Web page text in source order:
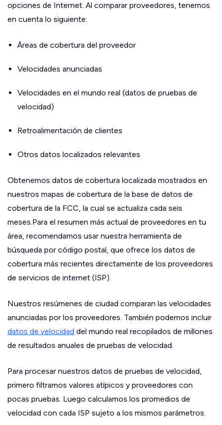
opciones de Internet. Al comparar proveedores, tenemos
en cuenta lo siguiente:
Áreas de cobertura del proveedor
Velocidades anunciadas
Velocidades en el mundo real (datos de pruebas de
velocidad)
Retroalimentación de clientes
Otros datos localizados relevantes
Obtenemos datos de cobertura localizada mostrados en
nuestros mapas de cobertura de la base de datos de
cobertura de la FCC, la cual se actualiza cada seis
meses.Para el resumen más actual de proveedores en tu
área, recomendamos usar nuestra herramienta de
búsqueda por código postal, que ofrece los datos de
cobertura más recientes directamente de los proveedores
de servicios de internet (ISP).
Nuestros resúmenes de ciudad comparan las velocidades
anunciadas por los proveedores. También podemos incluir
datos de velocidad del mundo real recopilados de millones
de resultados anuales de pruebas de velocidad.
Para procesar nuestros datos de pruebas de velocidad,
primero filtramos valores atípicos y proveedores con
pocas pruebas. Luego calculamos los promedios de
velocidad con cada ISP sujeto a los mismos parámetros.